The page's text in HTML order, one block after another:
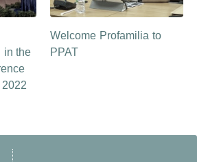
in the
Welcome Profamilia to
PPAT